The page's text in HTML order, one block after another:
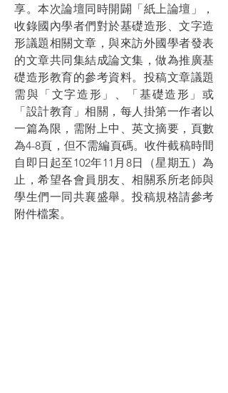
享。本次論壇同時開闢「紙上論壇」，
收錄國內學者們對於基礎造形、文字造
形議題相關文章，與來訪外國學者發表
的文章共同集結成論文集，做為推廣基
礎造形教育的參考資料。投稿文章議題
需與「文字造形」、「基礎造形」或
「設計教育」相關，每人掛第一作者以
一篇為限，需附上中、英文摘要，頁數
為4-8頁，但不需編頁碼。收件截稿時間
自即日起至102年11月8日（星期五）為
止，希望各會員朋友、相關系所老師與
學生們一同共襄盛舉。投稿規格請參考
附件檔案。